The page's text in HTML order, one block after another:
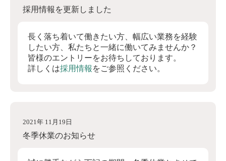
採用情報を更新しました
長く落ち着いて働きたい方、幅広い業務を経験
したい方、私たちと一緒に働いてみませんか？
皆様のエントリーをお待ちしております。
詳しくは採用情報 をご参照ください。
2021年 11月19日
冬季休業のお知らせ